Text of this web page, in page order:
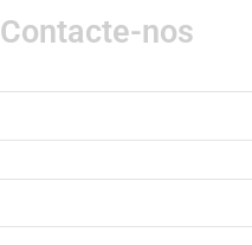
Contacte-nos